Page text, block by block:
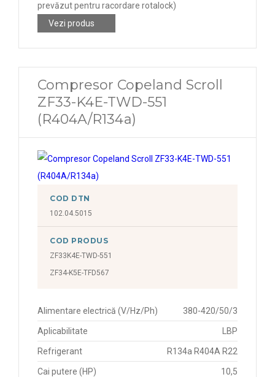
prevăzut pentru racordare rotalock)
Vezi produs
Compresor Copeland Scroll
ZF33-K4E-TWD-551
(R404A/R134a)
COD DTN
102.04.5015
COD PRODUS
ZF33K4E-TWD-551
ZF34-K5E-TFD567
Alimentare electrică (V/Hz/Ph) 380-420/50/3
Aplicabilitate LBP
Refrigerant R134a R404A R22
Cai putere (HP) 10,5